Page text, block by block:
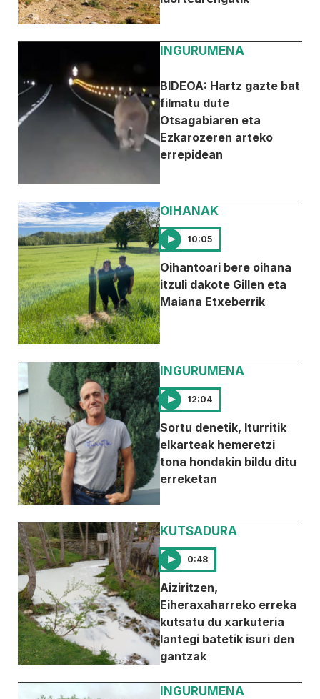
INGURUMENA
BIDEOA: Hartz gazte bat
filmatu dute
Otsagabiaren eta
Ezkarozeren arteko
errepidean
OIHANAK
10:05
Oihantoari bere oihana
itzuli dakote Gillen eta
Maiana Etxeberrik
INGURUMENA
12:04
Sortu denetik, Iturritik
elkarteak hemeretzi
tona hondakin bildu ditu
erreketan
KUTSADURA
0:48
Aiziritzen,
Eiheraxaharreko erreka
kutsatu du xarkuteria
lantegi batetik isuri den
gantzak
INGURUMENA